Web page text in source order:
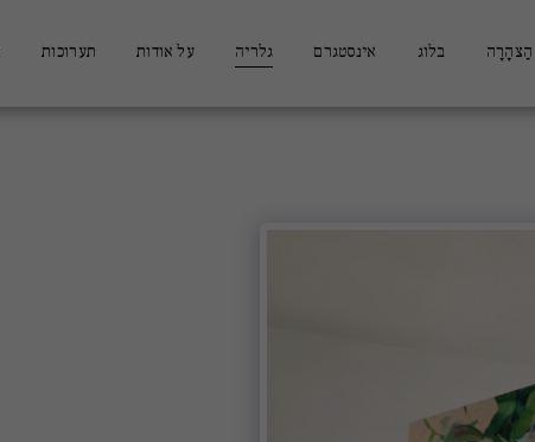
הַצהָרָה בלוג אינסטגרם גלריה על אודות תערוכות